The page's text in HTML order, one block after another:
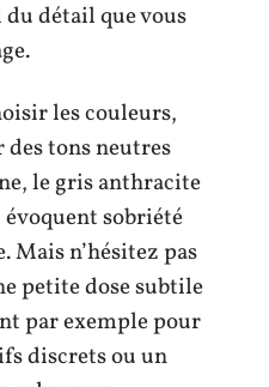
détail que vous
les couleurs,
des tons neutres
le gris anthracite
sobriété
Mais n’hésitez pas
petite dose subtile
par exemple pour
discrets ou un